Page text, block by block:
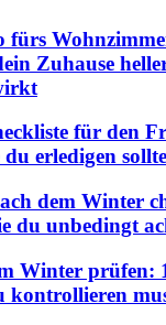
fürs
Zuhause
für den
erledigen
dem Winter
du unbedingt
Winter prüfen:
kontrollieren